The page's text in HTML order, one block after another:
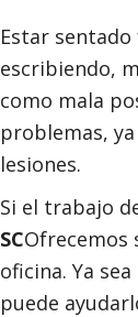
Estar
escribiendo,
como mala
problemas,
lesiones.
Si el trabajo
SCOfrecemos
oficina. Ya
puede